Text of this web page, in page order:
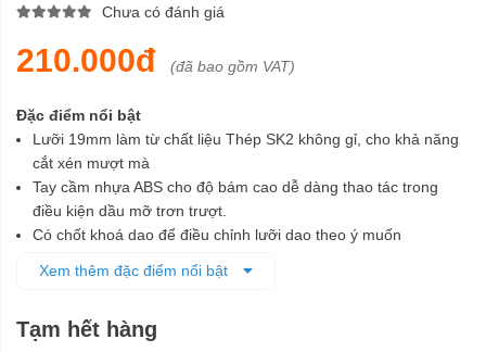
Chưa có đánh giá
210.000đ (đã bao gồm VAT)
Đặc điểm nổi bật
Lưỡi 19mm làm từ chất liệu Thép SK2 không gỉ, cho khả năng
cắt xén mượt mà
Tay cầm nhựa ABS cho độ bám cao dễ dàng thao tác trong
điều kiện dầu mỡ trơn trượt.
Có chốt khoá dao để điều chỉnh lưỡi dao theo ý muốn
Xem thêm đặc điểm nổi bật
Tạm hết hàng